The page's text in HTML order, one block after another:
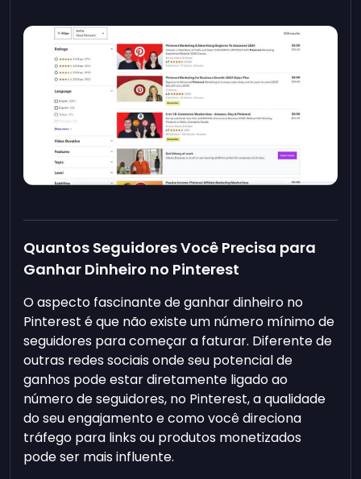
Quantos Seguidores Você Precisa para
Ganhar Dinheiro no Pinterest
O aspecto fascinante de ganhar dinheiro no
Pinterest é que não existe um número mínimo de
seguidores para começar a faturar. Diferente de
outras redes sociais onde seu potencial de
ganhos pode estar diretamente ligado ao
número de seguidores, no Pinterest, a qualidade
do seu engajamento e como você direciona
tráfego para links ou produtos monetizados
pode ser mais influente.